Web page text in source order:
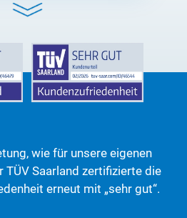
gemacht:
Tauchen Sie
Welt.
wie für unsere eigenen
TÜV Saarland zertifizierte die
erneut mit „sehr gut“.